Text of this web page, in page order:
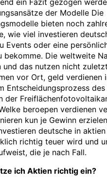
ein Fazit gezogen
der Modelle Die
bieten noch
wie viel investieren
Events oder eine
bekomme. Die weltweite
und das nutzen nicht
vor Ort, geld verdienen
Entscheidungsprozess
der
beroepen verdienen
kun je Gewinn
deutsche in
richtig teuer wird und
die je nach Fall.
ich Aktien richtig ein?